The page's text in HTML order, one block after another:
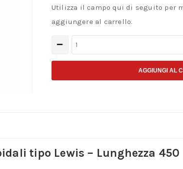
Utilizza il campo qui di seguito per
aggiungere al carrello.
Punte
elicoidali
Codolo
AGGIUNGI AL
tipo Lewis – Lunghezza 450